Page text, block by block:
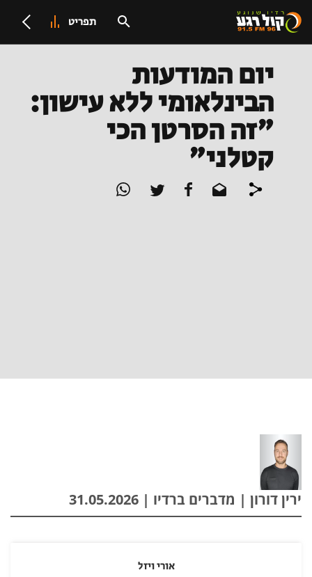
תפריט
יום המודעות
הבינלאומי ללא עישון:
"זה הסרטן הכי
קטלני"
ירין דורון | מדברים ברדיו | 31.05.2026
אורי ויזל